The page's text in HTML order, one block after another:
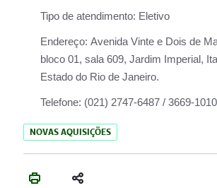
Tipo de atendimento: Eletivo
Endereço: Avenida Vinte e Dois de
bloco 01, sala 609, Jardim Imperial,
Estado do Rio de Janeiro.
Telefone: (021) 2747-6487 / 3669-1010
NOVAS AQUISIÇÕES